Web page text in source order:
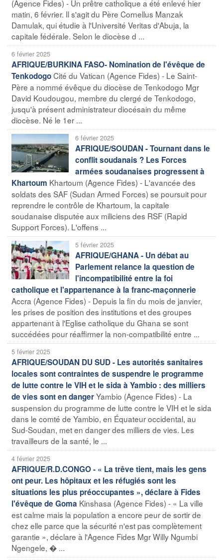
(Agence Fides) - Un prêtre catholique a été enlevé hier
matin, 6 février. Il s'agit du Père Cornellus Manzak
Damulak, qui étudie à l'Université Veritas d'Abuja, la
capitale fédérale. Selon le diocèse d ...
6 février 2025
AFRIQUE/BURKINA FASO- Nomination de l'évêque de
TenkodogoCité du Vatican (Agence Fides) - Le Saint-
Père a nommé évêque du diocèse de Tenkodogo Mgr
David Koudougou, membre du clergé de Tenkodogo,
jusqu'à présent administrateur diocésain du même
diocèse. Né le 1er ...
6 février 2025
AFRIQUE/SOUDAN - Tournant dans le
conflit soudanais ? Les Forces
armées soudanaises progressent à
Khartoum Khartoum (Agence Fides) - L'avancée des
soldats des SAF (Sudan Armed Forces) se poursuit pour
reprendre le contrôle de Khartoum, la capitale
soudanaise disputée aux miliciens des RSF (Rapid
Support Forces). L'offens ...
5 février 2025
AFRIQUE/GHANA - Un débat au
Parlement relance la question de
l'incompatibilité entre la foi
catholique et l'appartenance à la franc-maçonnerie
Accra (Agence Fides) - Depuis la fin du mois de janvier,
les prises de position des institutions et des groupes
appartenant à l'Eglise catholique du Ghana se sont
succédées pour réaffirmer la non-compatibilité entre ...
5 février 2025
AFRIQUE/SOUDAN DU SUD - Les autorités sanitaires
locales sont contraintes de suspendre le programme
de lutte contre le VIH et le sida à Yambio : des milliers
de vies sont en dangerYambio (Agence Fides) - La
suspension du programme de lutte contre le VIH et le sida
dans le comté de Yambio, en Équateur occidental, au
Sud-Soudan, met en danger des milliers de vies. Les
travailleurs de la santé, le ...
4 février 2025
AFRIQUE/R.D.CONGO - « La trêve tient, mais les gens
ont peur. Les hôpitaux et les réfugiés sont les
situations les plus préoccupantes », déclare à Fides
l'évêque de Goma Kinshasa (Agence Fides) - « La ville
est calme mais la population a encore peur de sortir de
chez elle parce que la sécurité n'est pas complètement
garantie », déclare à l'Agence Fides Mgr Willy Ngumbi
Ngengele, � ...